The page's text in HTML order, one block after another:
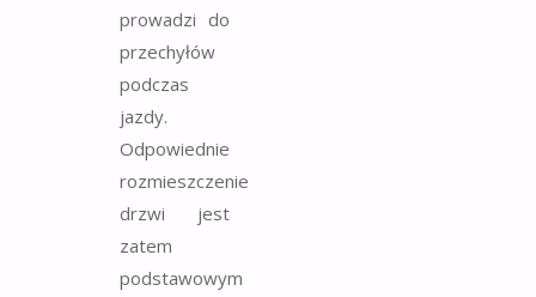
prowadzi do
przechyłów
podczas
jazdy.
Odpowiednie
rozmieszczenie
drzwi jest
zatem
podstawowym